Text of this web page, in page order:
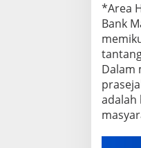
*Area
Bank
Dalam
adalah